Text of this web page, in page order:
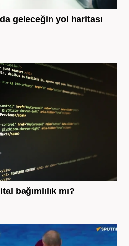
geleceğin yol haritası
bağımlılık mı?